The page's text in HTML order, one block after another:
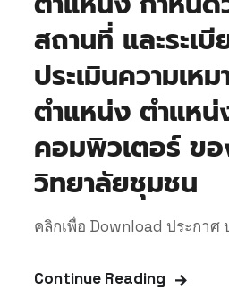
สถานที่ และระเบี
ประเมินความเห
ตำแหน่ง ตำแหน่
คอมพิวเตอร์ ข
วิทยาลัยชุมชน
คลิกเพื่อ Download ประกาศ
Continue Reading